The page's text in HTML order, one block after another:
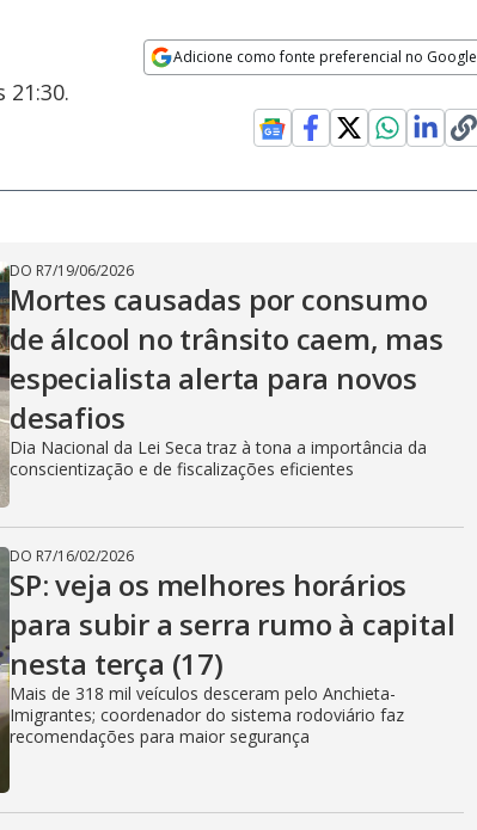
Adicione como fonte preferencial no Google
DO R7/19/06/2026
Mortes causadas por consumo
de álcool no trânsito caem, mas
especialista alerta para novos
desafios
Dia Nacional da Lei Seca traz à tona a importância da
conscientização e de fiscalizações eficientes
DO R7/16/02/2026
SP: veja os melhores horários
para subir a serra rumo à capital
nesta terça (17)
Mais de 318 mil veículos desceram pelo Anchieta-
Imigrantes; coordenador do sistema rodoviário faz
recomendações para maior segurança